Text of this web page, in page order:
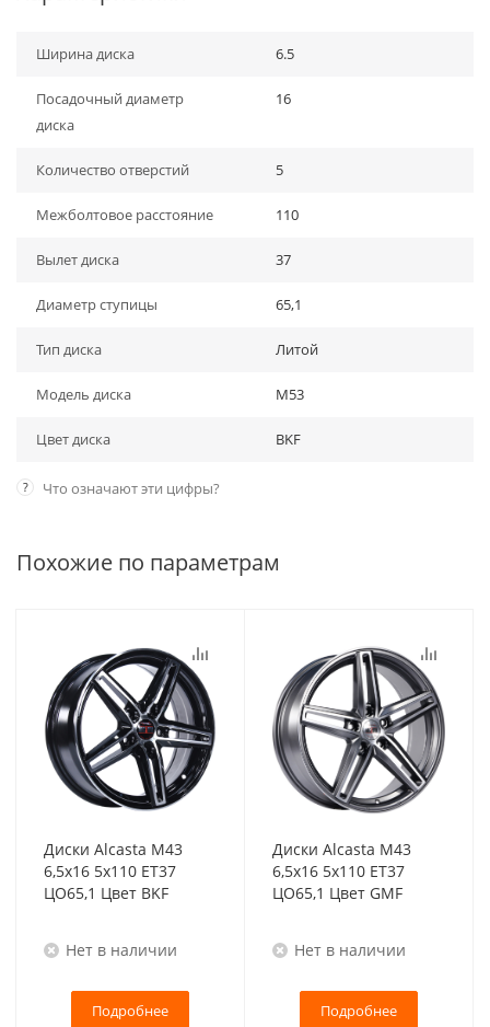
Ширина диска 6.5
Посадочный диаметр
диска
16
Количество отверстий 5
Межболтовое расстояние 110
Вылет диска 37
Диаметр ступицы 65,1
Тип диска Литой
Модель диска M53
Цвет диска BKF
? Что означают эти цифры?
Похожие по параметрам
Диски Alcasta M43
6,5x16 5x110 ET37
ЦО65,1 Цвет BKF
Нет в наличии
Подробнее
Диски Alcasta M43
6,5x16 5x110 ET37
ЦО65,1 Цвет GMF
Нет в наличии
Подробнее